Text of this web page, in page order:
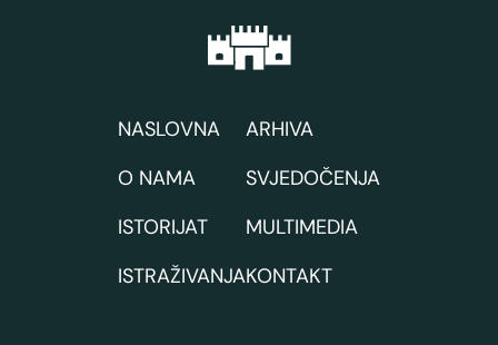
NASLOVNA
O NAMA
ISTORIJAT
ISTRAŽIVANJA
ARHIVA
SVJEDOČENJA
MULTIMEDIA
KONTAKT